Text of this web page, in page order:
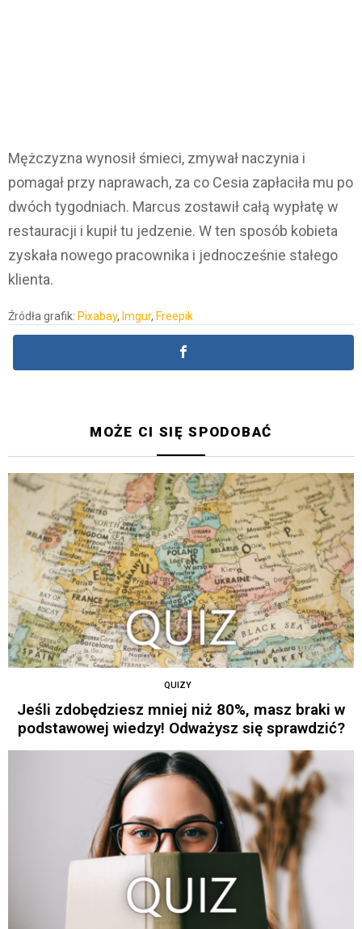
Mężczyzna wynosił śmieci, zmywał naczynia i
pomagał przy naprawach, za co Cesia zapłaciła mu po
dwóch tygodniach. Marcus zostawił całą wypłatę w
restauracji i kupił tu jedzenie. W ten sposób kobieta
zyskała nowego pracownika i jednocześnie stałego
klienta.
Źródła grafik: Pixabay, Imgur, Freepik
MOŻE CI SIĘ SPODOBAĆ
QUIZY
Jeśli zdobędziesz mniej niż 80%, masz braki w
podstawowej wiedzy! Odważysz się sprawdzić?